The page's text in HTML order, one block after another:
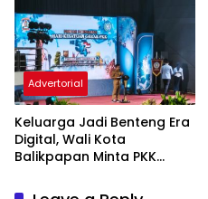
Advertorial
Keluarga Jadi Benteng Era
Digital, Wali Kota
Balikpapan Minta PKK
Karakter Generasi Muda